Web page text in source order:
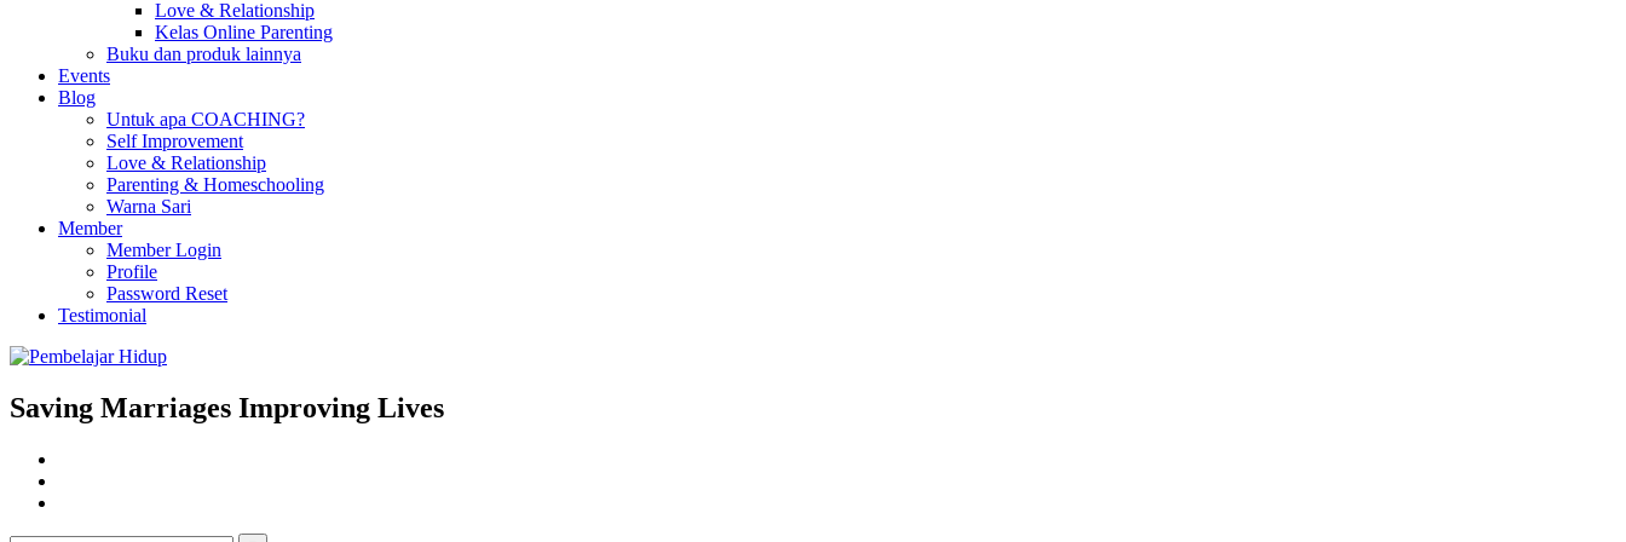
Love & Relationship
Kelas Online Parenting
Buku dan produk lainnya
Events
Blog
Untuk apa COACHING?
Self Improvement
Love & Relationship
Parenting & Homeschooling
Warna Sari
Member
Member Login
Profile
Password Reset
Testimonial
Saving Marriages Improving Lives